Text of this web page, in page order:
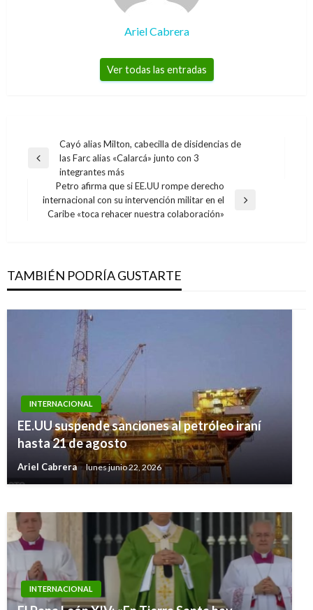
Ariel Cabrera
Ver todas las entradas
Navegación
de
entradas
Entrada
anterior
Cayó alias Milton, cabecilla de disidencias de
las Farc alias «Calarcá» junto con 3
integrantes más
Entrada
siguiente
Petro afirma que si EE.UU rompe derecho
internacional con su intervención militar en el
Caribe «toca rehacer nuestra colaboración»
TAMBIÉN PODRÍA GUSTARTE
INTERNACIONAL
EE.UU suspende sanciones al petróleo iraní
hasta 21 de agosto
Ariel Cabrera lunes junio 22, 2026
INTERNACIONAL
Descartan alerta de tsunami tras sismo de 6
grados en Japón
Iván Briceño martes marzo 27, 2012
INTERNACIONAL
INTERNACIONAL